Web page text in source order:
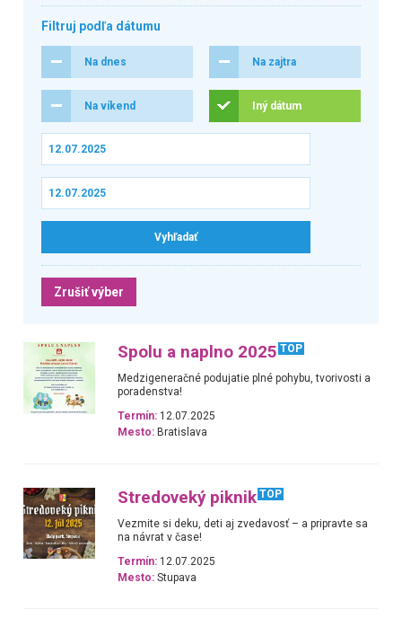
Filtruj podľa dátumu
Na dnes Na zajtra
Na víkend Iný dátum
Zrušiť výber
Spolu a naplno 2025 TOP
Medzigeneračné podujatie plné pohybu, tvorivosti a
poradenstva!
Termín: 12.07.2025
Mesto: Bratislava
Stredoveký piknik TOP
Vezmite si deku, deti aj zvedavosť – a pripravte sa
na návrat v čase!
Termín: 12.07.2025
Mesto: Stupava